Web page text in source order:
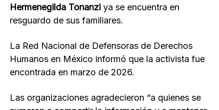
Hermenegilda Tonanzi ya se encuentra en
resguardo de sus familiares.
La Red Nacional de Defensoras de Derechos
Humanos en México informó que la activista fue
encontrada en marzo de 2026.
Las organizaciones agradecieron “a quienes se